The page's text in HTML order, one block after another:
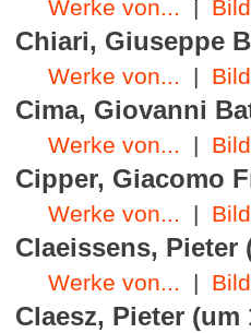
Werke von... |
Chiari, Giuseppe
Werke von... |
Cima, Giovanni
Werke von... |
Cipper, Giacomo
Werke von... |
Claeissens, Pieter
Werke von... |
Claesz, Pieter (um